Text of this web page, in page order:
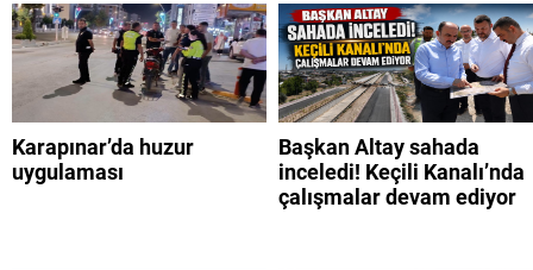
Karapınar’da huzur
uygulaması
Başkan Altay sahada
inceledi! Keçili Kanalı’nda
çalışmalar devam ediyor